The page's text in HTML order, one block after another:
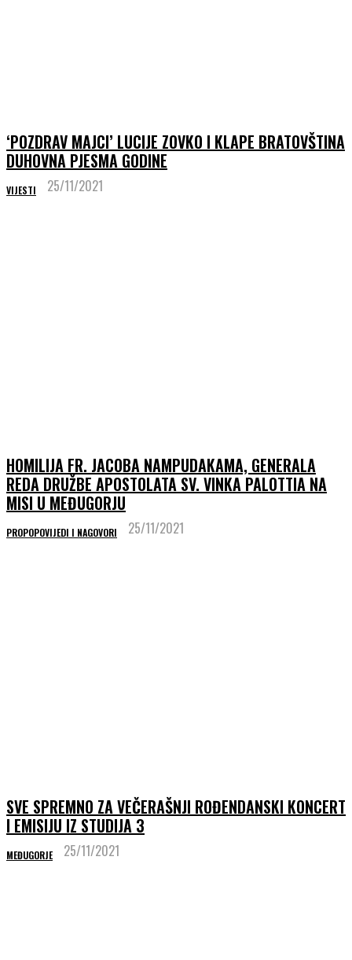
‘POZDRAV MAJCI’ LUCIJE ZOVKO I KLAPE BRATOVŠTINA
DUHOVNA PJESMA GODINE
VIJESTI 25/11/2021
HOMILIJA FR. JACOBA NAMPUDAKAMA, GENERALA
REDA DRUŽBE APOSTOLATA SV. VINKA PALOTTIA NA
MISI U MEĐUGORJU
PROPOPOVIJEDI I NAGOVORI 25/11/2021
SVE SPREMNO ZA VEČERAŠNJI ROĐENDANSKI KONCERT
I EMISIJU IZ STUDIJA 3
MEĐUGORJE 25/11/2021